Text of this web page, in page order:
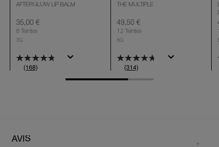
(168)
AFTERGLOW LIP BALM
8 Teintes
35,00 €
3G
(314)
THE MULTIPLE
12 Teintes
49,50 €
8G
AVIS